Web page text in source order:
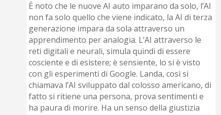
È noto che le nuove AI auto imparano da solo, l’AI
non fa solo quello che viene indicato, la AI di terza
generazione impara da sola attraverso un
apprendimento per analogia. L’AI attraverso le
reti digitali e neurali, simula quindi di essere
cosciente e di esistere; è sensiente, lo si è visto
con gli esperimenti di Google. Landa, così si
chiamava l’AI sviluppato dal colosso americano, di
fatto si ritiene una persona, prova sentimenti e
ha paura di morire. Ha un senso della giustizia